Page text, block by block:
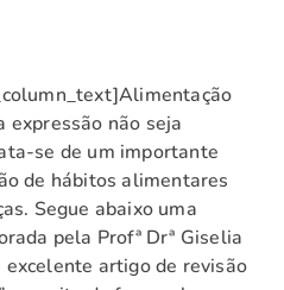
expressão não seja
se de um importante
de hábitos alimentares
Segue abaixo uma
pela Profª Drª Giselia
artigo de revisão